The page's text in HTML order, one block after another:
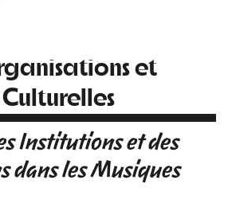
et
Institutions et des
dans les Musiques